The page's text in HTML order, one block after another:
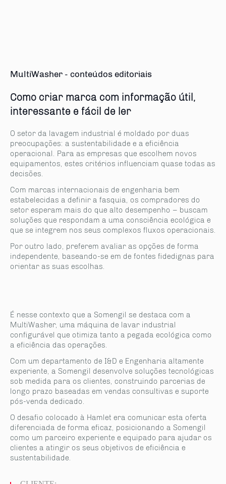
MultiWasher - conteúdos editoriais
Como criar marca com informação útil,
interessante e fácil de ler
O setor da lavagem industrial é moldado por duas
preocupações: a sustentabilidade e a eficiência
operacional. Para as empresas que escolhem novos
equipamentos, estes critérios influenciam quase todas as
decisões.
Com marcas internacionais de engenharia bem
estabelecidas a definir a fasquia, os compradores do
setor esperam mais do que alto desempenho – buscam
soluções que respondam a uma consciência ecológica e
que se integrem nos seus complexos fluxos operacionais.
Por outro lado, preferem avaliar as opções de forma
independente, baseando-se em de fontes fidedignas para
orientar as suas escolhas.
É nesse contexto que a Somengil se destaca com a
MultiWasher, uma máquina de lavar industrial
configurável que otimiza tanto a pegada ecológica como
a eficiência das operações.
Com um departamento de I&D e Engenharia altamente
experiente, a Somengil desenvolve soluções tecnológicas
sob medida para os clientes, construindo parcerias de
longo prazo baseadas em vendas consultivas e suporte
pós-venda dedicado.
O desafio colocado à Hamlet era comunicar esta oferta
diferenciada de forma eficaz, posicionando a Somengil
como um parceiro experiente e equipado para ajudar os
clientes a atingir os seus objetivos de eficiência e
sustentabilidade.